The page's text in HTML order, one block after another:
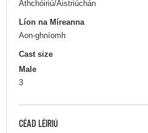
Athchóiriú/Aistriúchán
Líon na Míreanna
Aon-ghníomh
Cast size
Male
3
CÉAD LÉIRIÚ